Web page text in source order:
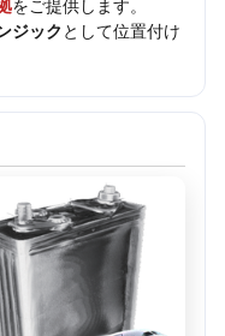
をご提供します。
ジック として位置付け